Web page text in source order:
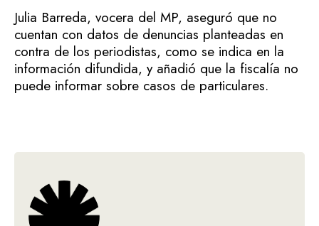
Julia Barreda, vocera del MP, aseguró que no
cuentan con datos de denuncias planteadas en
contra de los periodistas, como se indica en la
información difundida, y añadió que la fiscalía no
puede informar sobre casos de particulares.